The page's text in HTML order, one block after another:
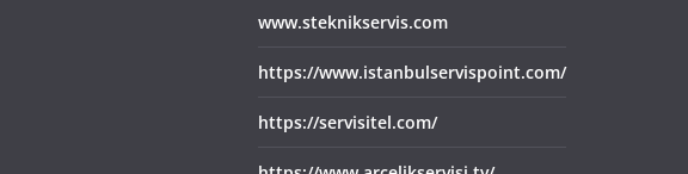
www.steknikservis.com
https://www.istanbulservispoint.com/
https://servisitel.com/